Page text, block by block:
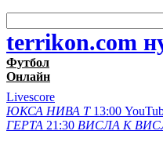
terrikon.com
Футбол
Онлайн
Livescore
ЮКСА НИВА Т 13:00
ГЕРТА 21:30 ВИСЛА K